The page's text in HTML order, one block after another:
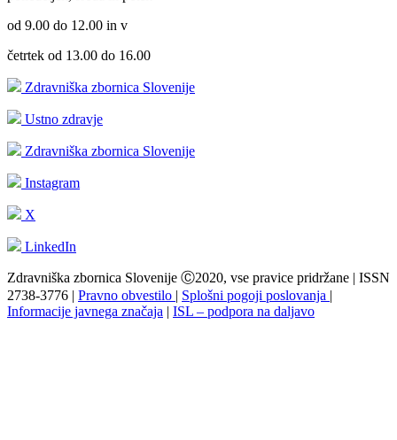
od 9.00 do 12.00 in v
četrtek od 13.00 do 16.00
Zdravniška zbornica Slovenije
Ustno zdravje
Zdravniška zbornica Slovenije
Instagram
X
LinkedIn
Zdravniška zbornica Slovenije Ⓒ2020, vse pravice pridržane | ISSN
2738-3776 | Pravno obvestilo | Splošni pogoji poslovanja |
Informacije javnega značaja | ISL – podpora na daljavo